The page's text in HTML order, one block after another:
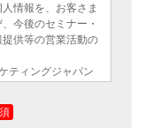
情報を、お客さま
今後のセミナー・
供等の営業活動の
ティングジャパン
ますので、予めご